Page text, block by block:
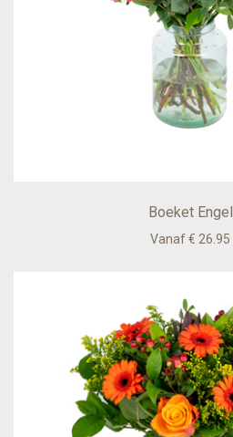
Boeket Engel
Vanaf € 26.95